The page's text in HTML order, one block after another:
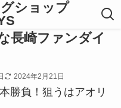
ショップ
長崎ファンダイ
2024年2月21日
勝負！狙うはアオリ